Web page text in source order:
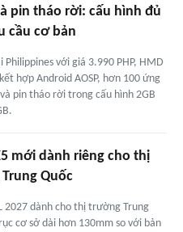
pin tháo rời: cấu hình đủ
cầu cơ bản
Philippines với giá 3.990 PHP, HMD
hợp Android AOSP, hơn 100 ứng
pin tháo rời trong cấu hình 2GB
mới dành riêng cho thị
Quốc
2027 dành cho thị trường Trung
cơ sở dài hơn 130mm so với bản